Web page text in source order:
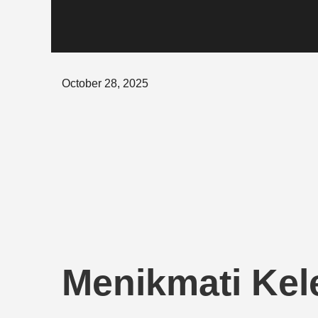
Posted
October 28, 2025
Menikmati